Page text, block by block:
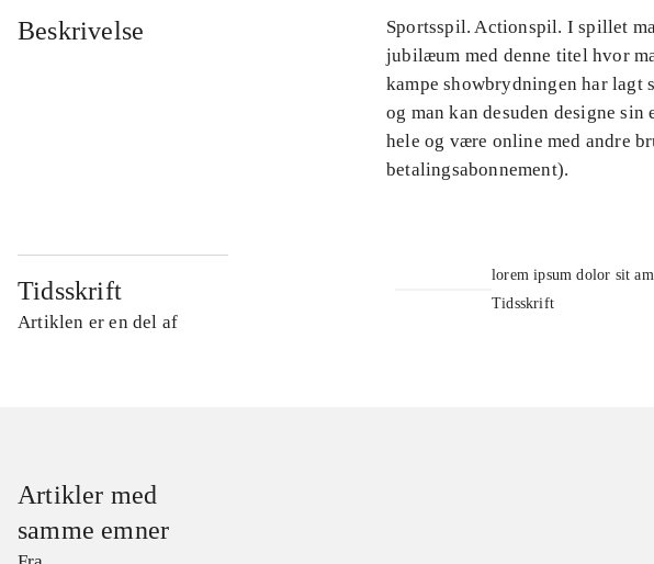
Beskrivelse
Sportsspil. Actionspil. I spillet
jubilæum med denne titel hvor
kampe showbrydningen har
og man kan desuden designe
hele og være online med andre
betalingsabonnement).
Tidsskrift
Artiklen er en del af
lorem ipsum dolor sit
Tidsskrift
Artikler med
samme emner